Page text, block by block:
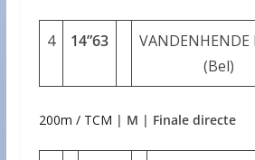
4 14”63
VANDENHENDE
(Bel)
200m / TCM | M | Finale directe